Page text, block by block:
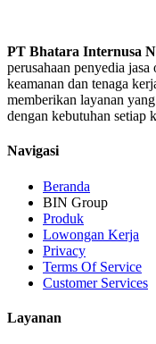
PT Bhatara Internusa
perusahaan penyedia
keamanan dan tenaga
memberikan layanan
dengan kebutuhan setiap
Navigasi
Beranda
BIN Group
Produk
Lowongan Kerja
Privacy
Terms Of Service
Customer Services
Layanan